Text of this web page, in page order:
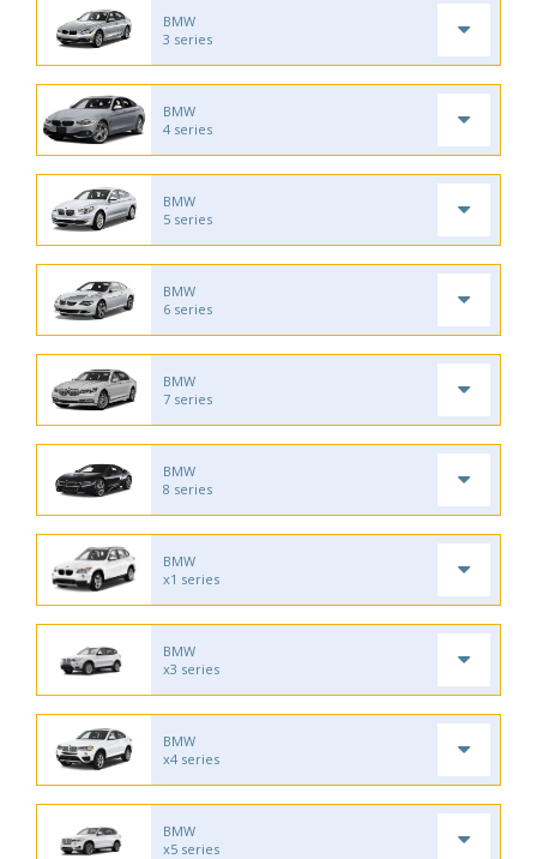
BMW
3 series
BMW
4 series
BMW
5 series
BMW
6 series
BMW
7 series
BMW
8 series
BMW
x1 series
BMW
x3 series
BMW
x4 series
BMW
x5 series